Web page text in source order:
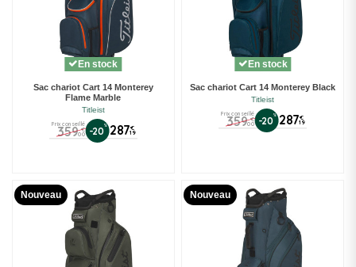
En stock
Sac chariot Cart 14 Monterey
Flame Marble
Titleist
Prix conseillé
359 €
00 -20% 287€
19
En stock
Sac chariot Cart 14 Monterey Black
Titleist
Prix conseillé
359 €
00 -20% 287€
19
Nouveau Nouveau